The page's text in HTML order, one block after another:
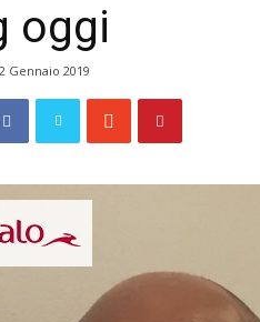
oggi
2 Gennaio 2019